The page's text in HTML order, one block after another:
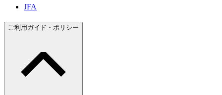
JFA
ご利用ガイド・ポリシー